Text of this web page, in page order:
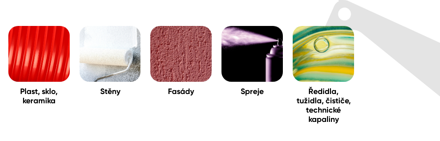
EN
Plast, sklo,
keramika
Stěny Fasády Spreje
Ředidla,
tužidla, čističe,
technické
kapaliny